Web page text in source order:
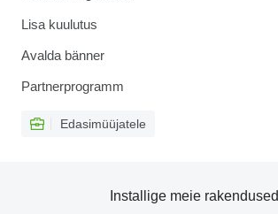
Lisa kuulutus
Avalda bänner
Partnerprogramm
Edasimüüjatele
Installige meie rakendused